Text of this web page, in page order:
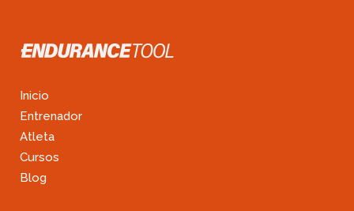
Inicio
Entrenador
Atleta
Cursos
Blog